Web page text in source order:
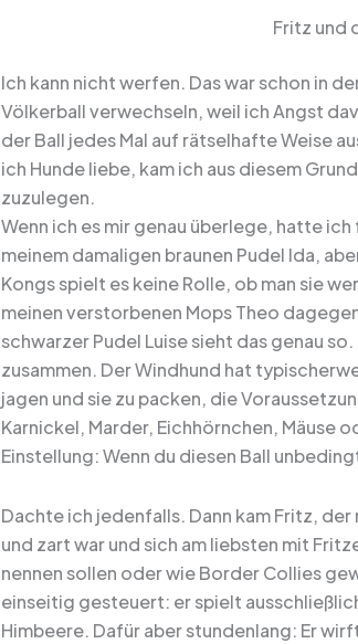
Fritz und
Ich kann nicht werfen. Das war schon in
Völkerball verwechseln, weil ich Angst
der Ball jedes Mal auf rätselhafte Weise
ich Hunde liebe, kam ich aus diesem
zuzulegen.
Wenn ich es mir genau überlege, hatte
meinem damaligen braunen Pudel Ida,
Kongs spielt es keine Rolle, ob man sie
meinen verstorbenen Mops Theo
schwarzer Pudel Luise sieht das genau
zusammen. Der Windhund hat
jagen und sie zu packen, die
Karnickel, Marder, Eichhörnchen, Mäuse
Einstellung: Wenn du diesen Ball
Dachte ich jedenfalls. Dann kam Fritz,
und zart war und sich am liebsten mit
nennen sollen oder wie Border Collies
einseitig gesteuert: er spielt
Himbeere. Dafür aber stundenlang: Er